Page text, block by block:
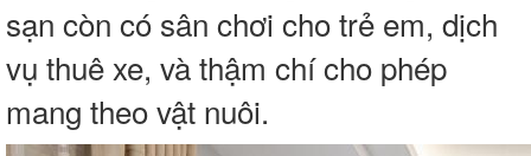
sạn còn có sân chơi cho trẻ em, dịch
vụ thuê xe, và thậm chí cho phép
mang theo vật nuôi.